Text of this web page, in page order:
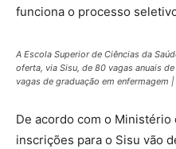
funciona o processo
A Escola Superior de Ciências da
oferta, via Sisu, de 80 vagas anuais
vagas de graduação em enfermagem
De acordo com o Ministério
inscrições para o Sisu vão